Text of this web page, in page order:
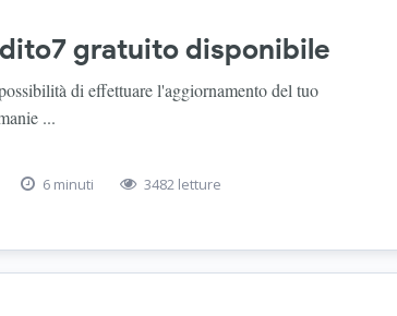
gratuito disponibile
di effettuare l'aggiornamento del tuo
...
6 minuti 3482 letture